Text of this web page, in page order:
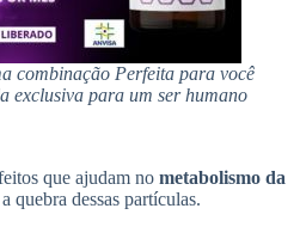
combinação Perfeita para você
exclusiva para um ser humano
que ajudam no metabolismo da
quebra dessas partículas.